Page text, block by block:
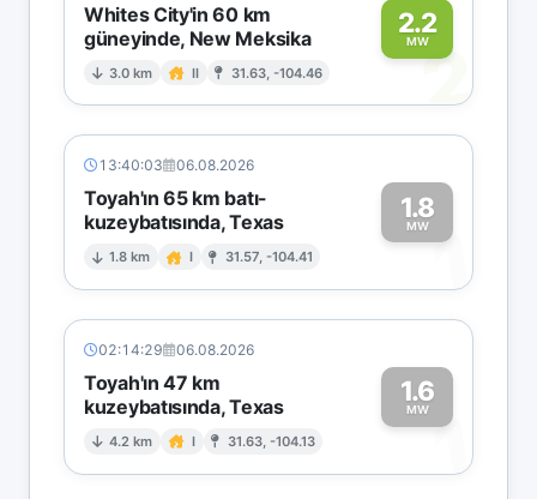
Whites City'in 60 km
güneyinde, New Meksika
3.0 km II 31.63, -104.46
2.2
MW2
13:40:03 06.08.2026
Toyah'ın 65 km batı-
kuzeybatısında, Texas
1.8 km I 31.57, -104.41
1.8
MW1
02:14:29 06.08.2026
Toyah'ın 47 km
kuzeybatısında, Texas
4.2 km I 31.63, -104.13
1.6
MW1